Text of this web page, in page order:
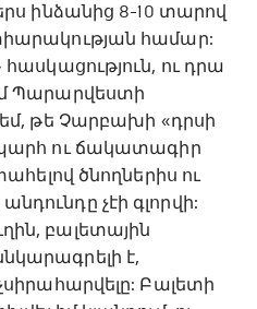
ինձանից 8-10 տարով
համար:
ու դրա
Պարարվեստի
թե Չարբախի «դրսի
ու ճակատագիր
ծնողներիս ու
չէի գլորվի:
բալետային
է,
Բալետի